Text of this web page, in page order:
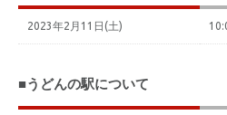
2023年2月11日(土)
■うどんの駅について